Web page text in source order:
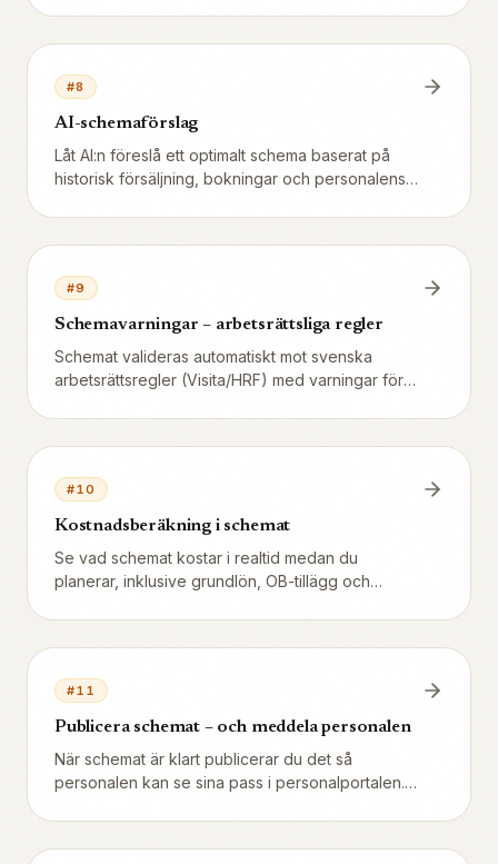
#8
AI-schemaförslag
Låt AI:n föreslå ett optimalt schema baserat på
historisk försäljning, bokningar och personalens
#9
Schemavarningar – arbetsrättsliga regler
Schemat valideras automatiskt mot svenska
arbetsrättsregler (Visita/HRF) med varningar för
#10
Kostnadsberäkning i schemat
Se vad schemat kostar i realtid medan du
planerar, inklusive grundlön, OB-tillägg och
#11
Publicera schemat – och meddela personalen
När schemat är klart publicerar du det så
personalen kan se sina pass i personalportalen.